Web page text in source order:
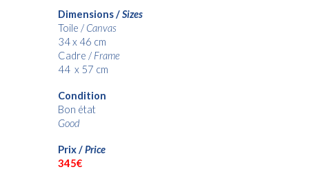
Dimensions /Sizes
Toile / Canvas
34 x 46 cm
Cadre / Frame
44 x 57 cm
Condition
Bon état
Good
Prix /Price
345€